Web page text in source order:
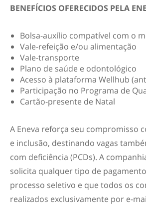
BENEFÍCIOS OFERECIDOS PELA
Bolsa-auxílio compatível com o
Vale-refeição e/ou alimentação
Vale-transporte
Plano de saúde e odontológico
Acesso à plataforma Wellhub
Participação no Programa de
Cartão-presente de Natal
A Eneva reforça seu compromisso
e inclusão, destinando vagas
com deficiência (PCDs). A
solicita qualquer tipo de
processo seletivo e que todos os
realizados exclusivamente por e-